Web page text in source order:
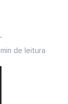
min de leitura